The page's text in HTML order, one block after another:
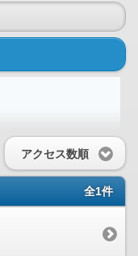
アクセス数順
全1件